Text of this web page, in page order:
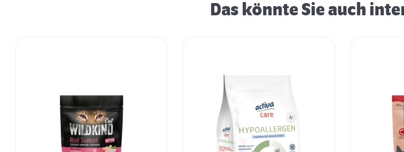
Das könnte Sie auch